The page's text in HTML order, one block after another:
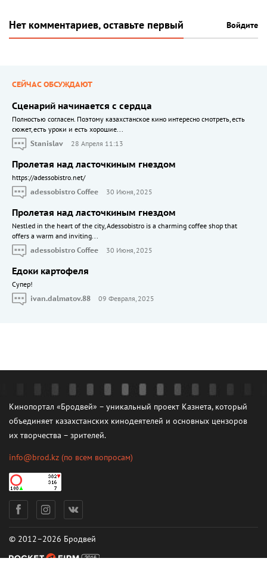
Нет комментариев, оставьте первый Войдите
СЕЙЧАС ОБСУЖДАЮТ
Сценарий начинается с сердца
Полностью согласен. Поэтому казахстанское кино интересно смотреть, есть
сюжет, есть уроки и есть хорошие...
Stanislav
28 Апреля 11:13
Пролетая над ласточкиным гнездом
https://adessobistro.net/
adessobistro Coffee
30 Июня, 2025
Пролетая над ласточкиным гнездом
Nestled in the heart of the city, Adessobistro is a charming coffee shop that
offers a warm and inviting...
adessobistro Coffee
30 Июня, 2025
Едоки картофеля
Cупер!
ivan.dalmatov.88
09 Февраля, 2025
Кинопортал «Бродвей» – уникальный проект Казнета, который
объединяет казахстанских кинодеятелей и основных цензоров
их творчества – зрителей.
info@brod.kz (по всем вопросам)
© 2012–2026 Бродвей